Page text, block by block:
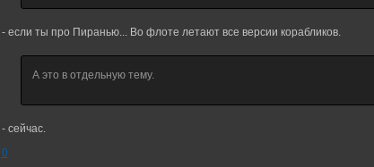
- если ты про Пиранью... Во флоте летают все версии корабликов.
А это в отдельную тему.
- сейчас.
0